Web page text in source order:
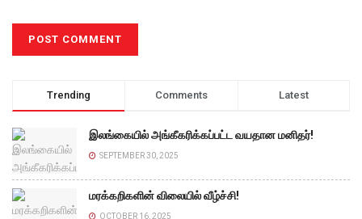
Trending Comments Latest
இலங்கையில் அங்கீகரிக்கப்பட்ட வயதான மனிதர்!
SEPTEMBER 30, 2025
மரக்கறிகளின் விலையில் வீழ்ச்சி!
OCTOBER 16, 2025